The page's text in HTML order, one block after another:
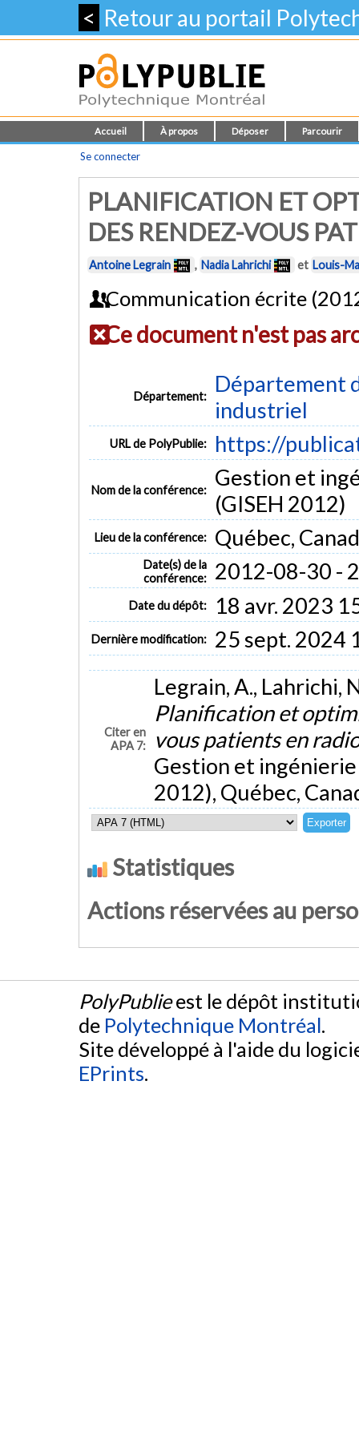
< Retour au portail
Accueil À propos Déposer Parcourir
Se connecter
PLANIFICATION ET
DES RENDEZ-VOUS
Antoine Legrain , Nadia Lahrichi et Louis-
Communication écrite
Ce document n'est pas
Département:
Département
industriel
URL de PolyPublie: https://
Nom de la conférence:
Gestion et
(GISEH 2012)
Lieu de la conférence: Québec,
Date(s) de la
conférence:
2012-08-30 -
Date du dépôt: 18 avr. 2023
Dernière modification: 25 sept. 2024
Citer en
APA 7:
Legrain, A., Lahrichi,
Planification et
vous patients en
Gestion et
2012), Québec,
Statistiques
Actions réservées au
PolyPublieest le dépôt
de Polytechnique Montréal.
Site développé à l'aide du
EPrints.